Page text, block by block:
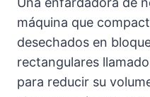
máquina que
desechados en
rectangulares
para reducir su